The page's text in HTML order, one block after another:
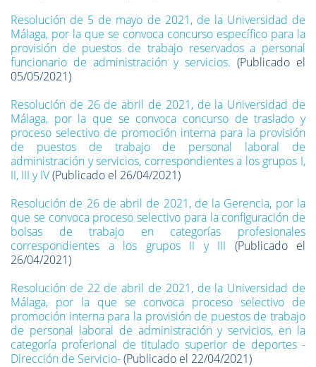
Resolución de 5 de mayo de 2021, de la Universidad de
Málaga, por la que se convoca concurso específico para la
provisión de puestos de trabajo reservados a personal
funcionario de administración y servicios. (Publicado el
05/05/2021)
Resolución de 26 de abril de 2021, de la Universidad de
Málaga, por la que se convoca concurso de traslado y
proceso selectivo de promoción interna para la provisión
de puestos de trabajo de personal laboral de
administración y servicios, correspondientes a los grupos I,
II, III y IV(Publicado el 26/04/2021)
Resolución de 26 de abril de 2021, de la Gerencia, por la
que se convoca proceso selectivo para la configuración de
bolsas de trabajo en categorías profesionales
correspondientes a los grupos II y III (Publicado el
26/04/2021)
Resolución de 22 de abril de 2021, de la Universidad de
Málaga, por la que se convoca proceso selectivo de
promoción interna para la provisión de puestos de trabajo
de personal laboral de administración y servicios, en la
categoría proferional de titulado superior de deportes -
Dirección de Servicio-(Publicado el 22/04/2021)